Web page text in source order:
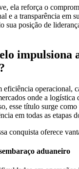
, ela reforça o
e a transparência em
sua posição de
impulsiona
eficiência operacional,
onde a logística
esse título surge
em todas as etapas
conquista oferece
aduaneiro